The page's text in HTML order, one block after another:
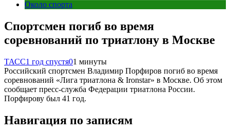
Около спорта
Спортсмен погиб во время
соревнований по триатлону в Москве
ТАСС1 год спустя01 минуты
Российский спортсмен Владимир Порфиров погиб во время
соревнований «Лига триатлона & Ironstar» в Москве. Об этом
сообщает пресс-служба Федерации триатлона России.
Порфирову был 41 год.
Навигация по записям